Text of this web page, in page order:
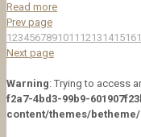
Read more
Prev page
1234567891011 1213141516
Next page
Warning: Trying to access
f2a7-4bd3-99b9-
content/themes/